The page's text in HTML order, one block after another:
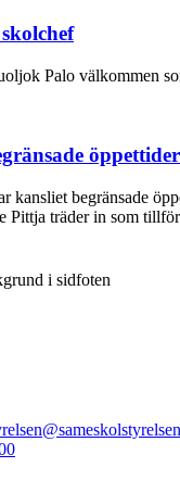
Palo välkommen
kansliet begränsade
Pittja träder in som